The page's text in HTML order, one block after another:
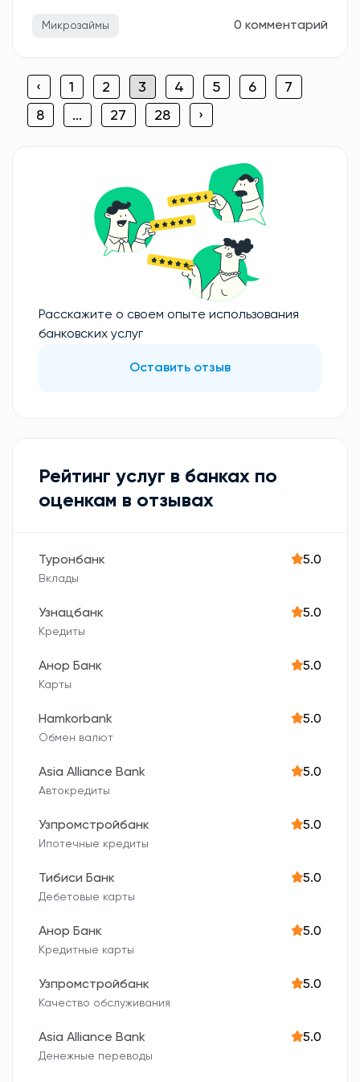
Микрозаймы 0 комментарий
‹ 1 2 3 4 5 6
7
8
... 27 28 ›
Расскажите о своем опыте использования
банковских услуг
Оставить отзыв
Рейтинг услуг в банках по
оценкам в отзывах
Туронбанк 5.0
Вклады
Узнацбанк 5.0
Кредиты
Анор Банк 5.0
Карты
Hamkorbank 5.0
Обмен валют
Asia Alliance Bank 5.0
Автокредиты
Узпромстройбанк 5.0
Ипотечные кредиты
Тибиси Банк 5.0
Дебетовые карты
Анор Банк 5.0
Кредитные карты
Узпромстройбанк 5.0
Качество обслуживания
Asia Alliance Bank 5.0
Денежные переводы